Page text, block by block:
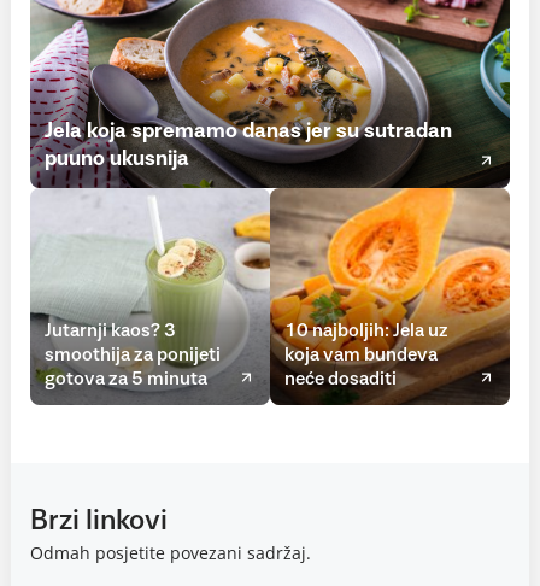
Jela koja spremamo danas jer su sutradan
puuno ukusnija
Jutarnji kaos? 3
smoothija za ponijeti
gotova za 5 minuta
10 najboljih: Jela uz
koja vam bundeva
neće dosaditi
Brzi linkovi
Odmah posjetite povezani sadržaj.